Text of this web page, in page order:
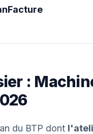
:
du BTP dont